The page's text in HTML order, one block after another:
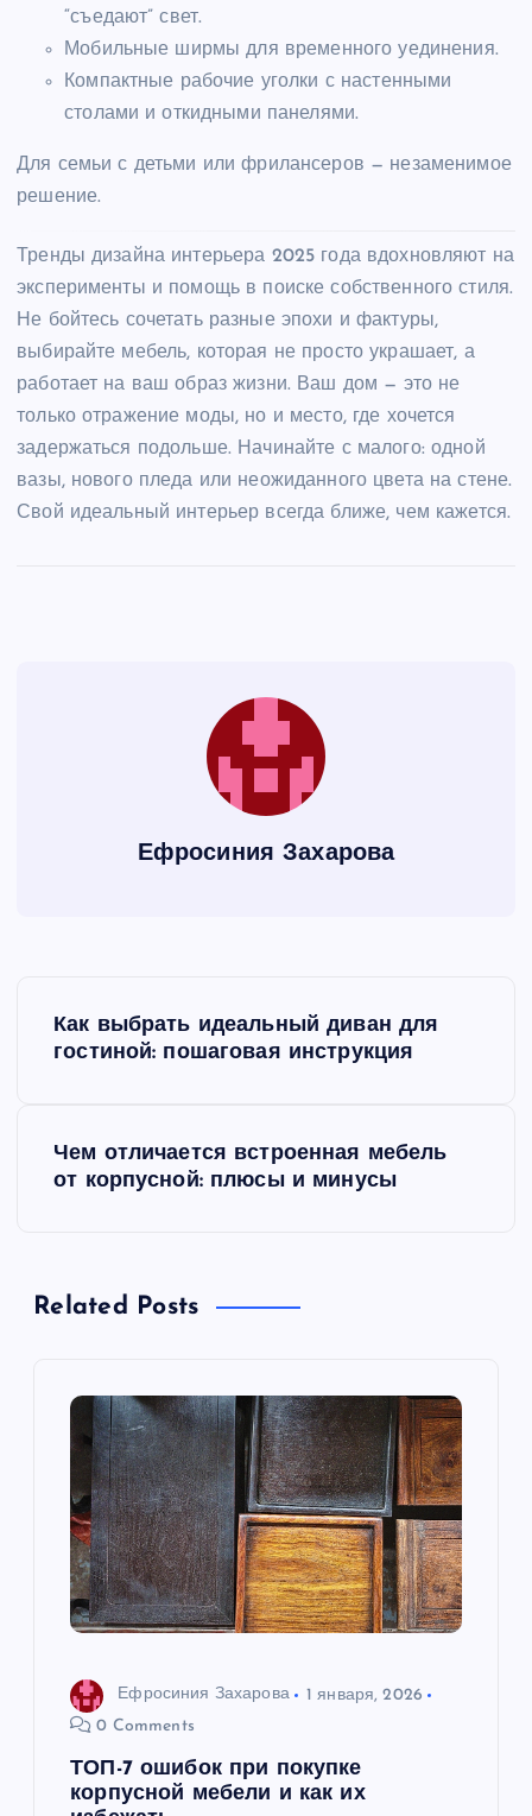
“съедают” свет.
Мобильные ширмы для временного уединения.
Компактные рабочие уголки с настенными
столами и откидными панелями.
Для семьи с детьми или фрилансеров — незаменимое
решение.
Тренды дизайна интерьера 2025 года вдохновляют на
эксперименты и помощь в поиске собственного стиля.
Не бойтесь сочетать разные эпохи и фактуры,
выбирайте мебель, которая не просто украшает, а
работает на ваш образ жизни. Ваш дом — это не
только отражение моды, но и место, где хочется
задержаться подольше. Начинайте с малого: одной
вазы, нового пледа или неожиданного цвета на стене.
Свой идеальный интерьер всегда ближе, чем кажется.
Ефросиния Захарова
а
Как выбрать идеальный диван для
гостиной: пошаговая инструкция
Чем отличается встроенная мебель
от корпусной: плюсы и минусы
Related Posts
Ефросиния Захарова
1 января, 2026
0 Comments
ТОП-7 ошибок при покупке
корпусной мебели и как их